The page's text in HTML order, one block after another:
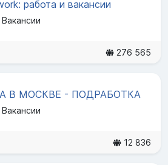
работа и вакансии
276 565
В МОСКВЕ - ПОДРАБОТКА
12 836